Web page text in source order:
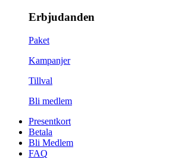
Erbjudanden
Paket
Kampanjer
Tillval
Bli medlem
Presentkort
Betala
Bli Medlem
FAQ